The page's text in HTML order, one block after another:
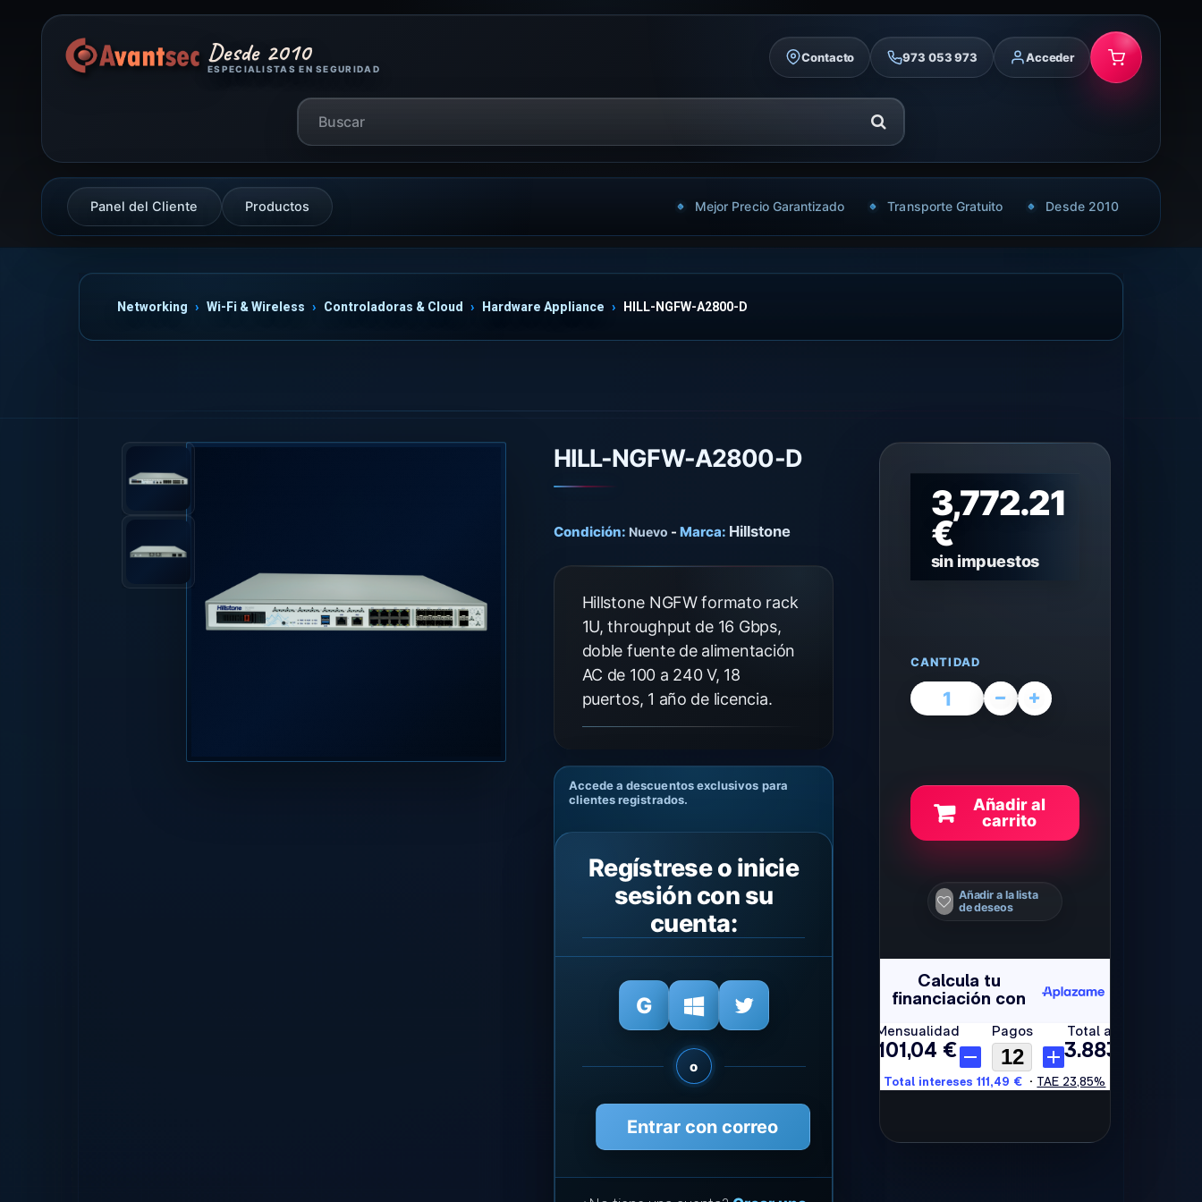
Desde 2010
ESPECIALISTAS EN SEGURIDAD
Contacto 973 053 973 Acceder
Panel del Cliente Productos Mejor Precio Garantizado Transporte Gratuito Desde 2010
Networking Wi-Fi & Wireless Controladoras & Cloud Hardware Appliance HILL-NGFW-A2800-D
HILL-NGFW-A2800-D
Condición: Nuevo - Marca: Hillstone
Hillstone NGFW formato rack
1U, throughput de 16 Gbps,
doble fuente de alimentación
AC de 100 a 240 V, 18
puertos, 1 año de licencia.
Accede a descuentos exclusivos para
clientes registrados.
Regístrese o inicie
sesión con su
cuenta:
o
Entrar con correo
3,772.21
€
sin impuestos
CANTIDAD
Añadir al
carrito
Añadir a la lista
de deseos